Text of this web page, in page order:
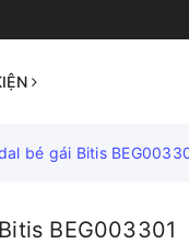
bé gái Bitis
BEG003301